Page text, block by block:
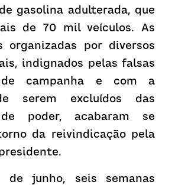
gasolina adulterada, que
de 70 mil veículos. As
organizadas por diversos
indignados pelas falsas
de campanha e com a
serem excluídos das
poder, acabaram se
da reivindicação pela
de junho, seis semanas